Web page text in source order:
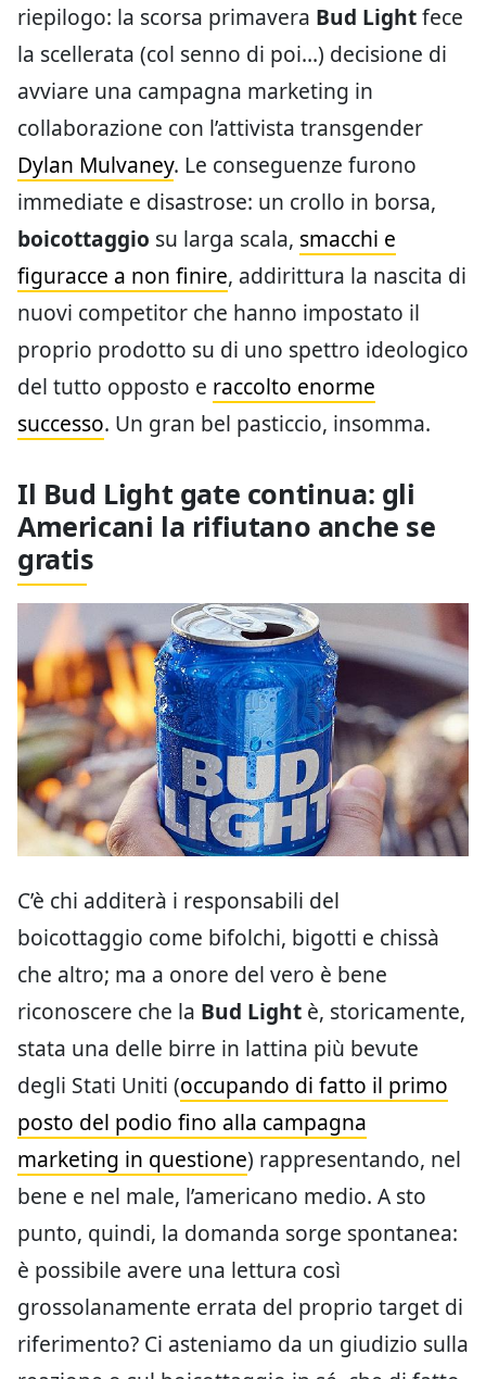
riepilogo: la scorsa primavera Bud Lightfece
la scellerata (col senno di poi…) decisione di
avviare una campagna marketing in
collaborazione con l’attivista transgender
Dylan Mulvaney. Le conseguenze furono
immediate e disastrose: un crollo in borsa,
boicottaggio su larga scala, smacchi e
figuracce a non finire, addirittura la nascita di
nuovi competitor che hanno impostato il
proprio prodotto su di uno spettro ideologico
del tutto opposto e raccolto enorme
successo. Un gran bel pasticcio, insomma.
Il Bud Light gate continua: gli
Americani la rifiutano anche se
gratis
C’è chi additerà i responsabili del
boicottaggio come bifolchi, bigotti e chissà
che altro; ma a onore del vero è bene
riconoscere che la Bud Light è, storicamente,
stata una delle birre in lattina più bevute
degli Stati Uniti (occupando di fatto il primo
posto del podio fino alla campagna
marketing in questione) rappresentando, nel
bene e nel male, l’americano medio. A sto
punto, quindi, la domanda sorge spontanea:
è possibile avere una lettura così
grossolanamente errata del proprio target di
riferimento? Ci asteniamo da un giudizio sulla